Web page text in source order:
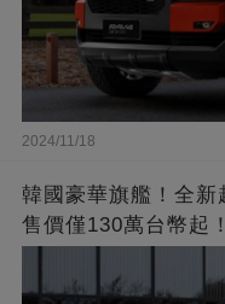
2024/11/18
韓國豪華旗艦！全新
售價僅130萬台幣起！